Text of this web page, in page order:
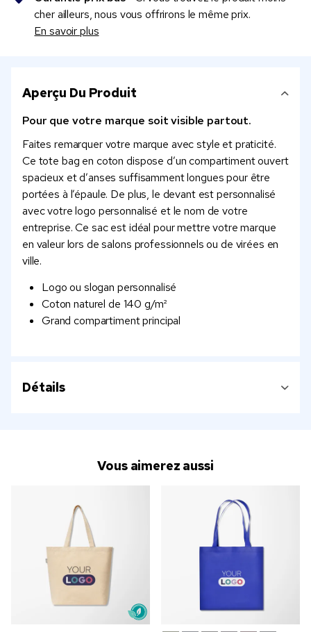
cher ailleurs, nous vous offrirons le même prix.
En savoir plus
Aperçu Du Produit
Pour que votre marque soit visible partout.
Faites remarquer votre marque avec style et praticité.
Ce tote bag en coton dispose d’un compartiment ouvert
spacieux et d’anses suffisamment longues pour être
portées à l’épaule. De plus, le devant est personnalisé
avec votre logo personnalisé et le nom de votre
entreprise. Ce sac est idéal pour mettre votre marque
en valeur lors de salons professionnels ou de virées en
ville.
Logo ou slogan personnalisé
Coton naturel de 140 g/m²
Grand compartiment principal
Détails
Vous aimerez aussi